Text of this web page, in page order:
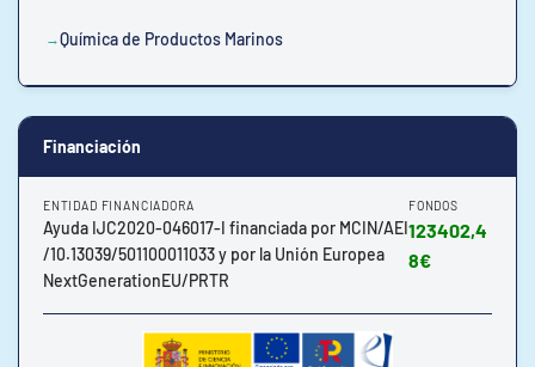
Química de Productos Marinos
Financiación
ENTIDAD FINANCIADORA
Ayuda IJC2020-046017-I financiada por MCIN/AEI
/10.13039/501100011033 y por la Unión Europea
NextGenerationEU/PRTR
FONDOS
123402,4
8€